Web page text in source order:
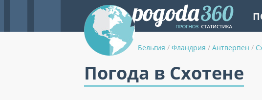
Бельгия / Фландрия / Антверпен /
Погода в Схотене